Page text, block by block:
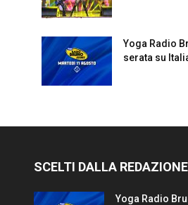
Yoga Radio
serata su
SCELTI DALLA REDAZIONE
Yoga Radio